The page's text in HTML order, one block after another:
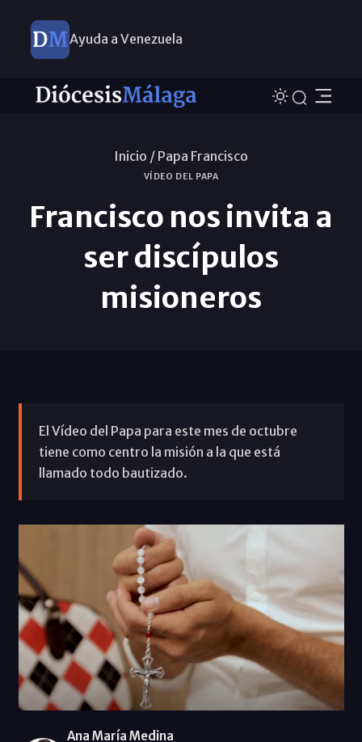
Ayuda a Venezuela
Inicio / Papa Francisco
VÍDEO DEL PAPA
Francisco nos invita a
ser discípulos
misioneros
El Vídeo del Papa para este mes de octubre
tiene como centro la misión a la que está
llamado todo bautizado.
Ana María Medina